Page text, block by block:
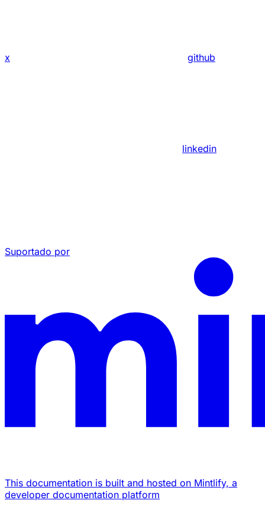
x github
linkedin
Suportado por
This documentation is built and hosted on Mintlify, a
developer documentation platform